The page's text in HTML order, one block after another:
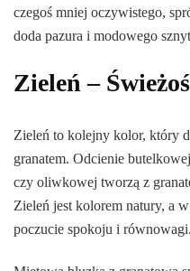
czegoś mniej oczywistego,
doda pazura i modowego
Zieleń –
Zieleń to kolejny kolor, który
granatem. Odcienie
czy oliwkowej tworzą z
Zieleń jest kolorem natury, a
poczucie spokoju i równowagi.